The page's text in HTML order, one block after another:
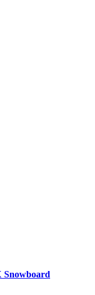
Snowboard